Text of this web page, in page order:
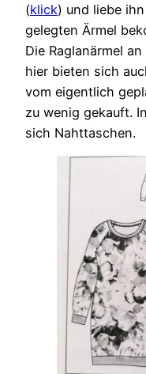
(klick) und liebe
gelegten Ärmel
Die Raglanärmel
hier bieten sich
vom eigentlich
zu wenig gekauft.
sich Nahttaschen.